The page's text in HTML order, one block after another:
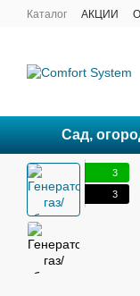
Перейти к
Каталог АКЦИИ
Сад,
3
3